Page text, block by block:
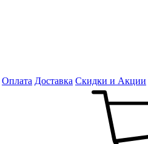
Оплата Доставка Скидки и Акции